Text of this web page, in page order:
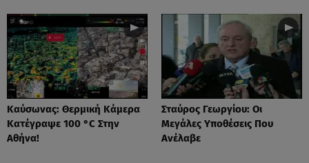
Καύσωνας: Θερμική Κάμερα
Κατέγραψε 100 °C Στην
Αθήνα!
Σταύρος Γεωργίου: Οι
Μεγάλες Υποθέσεις Που
Ανέλαβε